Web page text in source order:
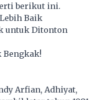
berikut ini.
Baik
untuk Ditonton
Bengkak!
Arfian, Adhiyat,